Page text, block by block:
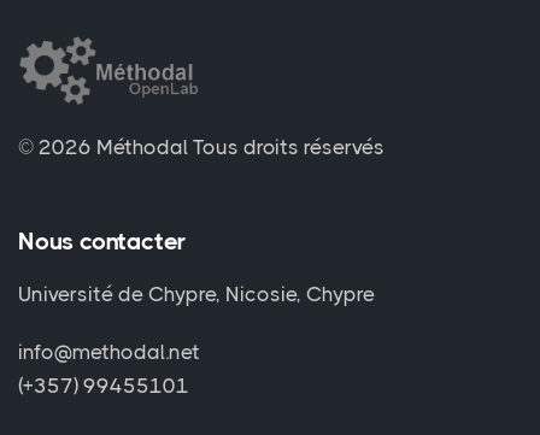
© 2026 Méthodal Tous droits réservés
Nous contacter
Université de Chypre, Nicosie, Chypre
info@methodal.net
(+357) 99455101